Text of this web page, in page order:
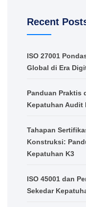
Recent
ISO 27001
Global di Era
Panduan Praktis
Kepatuhan Audit
Tahapan
Konstruksi:
Kepatuhan K3
ISO 45001 dan
Sekedar